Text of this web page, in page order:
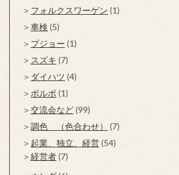
フォルクスワーゲン (1)
車検 (5)
プジョー (1)
スズキ (7)
ダイハツ (4)
ボルボ (1)
交流会など (99)
調色 （色合わせ）
(7)
起業、独立、経営 (54)
経営者 (7)